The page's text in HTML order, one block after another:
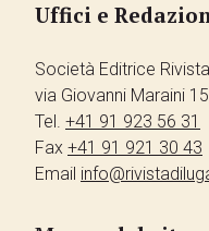
Uffici e
Società Editrice
via Giovanni Maraini
Tel. +41 91 923 56 31
Fax +41 91 921 30 43
Email